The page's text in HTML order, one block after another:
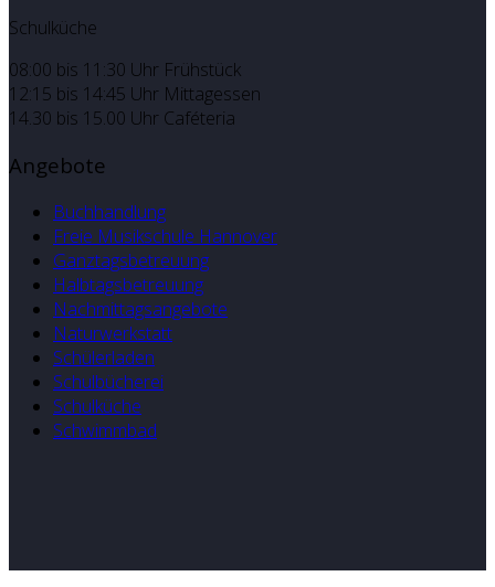
Schulküche
08:00 bis 11:30 Uhr Frühstück
12:15 bis 14:45 Uhr Mittagessen
14.30 bis 15.00 Uhr Caféteria
Angebote
Buchhandlung
Freie Musikschule Hannover
Ganztagsbetreuung
Halbtagsbetreuung
Nachmittagsangebote
Naturwerkstatt
Schülerladen
Schulbücherei
Schulküche
Schwimmbad